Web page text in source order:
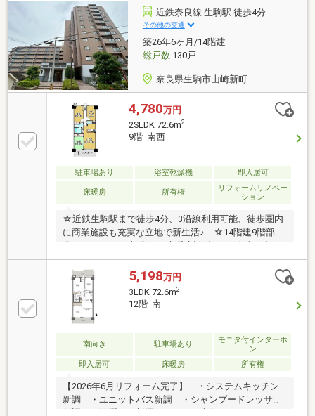
越までスムーズに☆ ◆住宅ローンのご相談もお任せ下
さい！お勤め先や勤続年数、ご年収等により、借り入
れ可能な金融機関は異なります。専任の住宅ローンア
ドバイザーがお客様に合った最適な金融機関をご紹介
します！
近鉄奈良線 生駒駅 徒歩4分
その他の交通
築26年6ヶ月/14階建
総戸数130戸
奈良県生駒市山崎新町
4,780万円
2SLDK 72.6m2
9階 南西
駐車場あり 浴室乾燥機 即入居可
床暖房 所有権
リフォームリノベー
ション
☆近鉄生駒駅まで徒歩4分、3沿線利用可能、徒歩圏内
に商業施設も充実な立地で新生活♪ ☆14階建9階部
分、2SLDKでLD部分には床暖房設備あり♪☆南西向き
で陽当たり・通風良好です♪☆ペット飼育可(規約によ
る制限有)、家族の一員であるペットとも心豊かな生活
を送っていただけます♪ ☆近鉄百貨店生駒店まで徒
歩5分圏内、普段の買い物から休日のお出かけまでが
徒歩圏内です♪徒歩圏内に商業施設も充実な立地、
2025年12月リフォーム済でキッチン等新品の設備で新
生活を送っていただけます♪＝リフォーム内容＝◎全
室クロス・襖張り替え ◎浴室・キッチン・洗面台・
トイレ交換 ◎畳表替え
5,198万円
3LDK 72.6m2
12階 南
南向き 駐車場あり
モニタ付インターホ
ン
即入居可
床暖房 所有権
【2026年6月リフォーム完了】 ・システムキッチン
新調 ・ユニットバス新調 ・シャンプードレッサー
新調 ・洗濯パン新調 ・トイレ本体、ウォシュレッ